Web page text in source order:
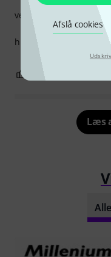
Afslå cookies
Udskriv
very good wheels for a
high quality!
Læs
Alle